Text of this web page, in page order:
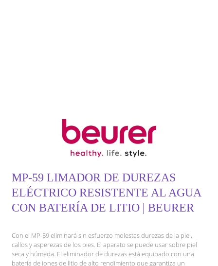
MP-59 LIMADOR DE DUREZAS
ELÉCTRICO RESISTENTE AL AGUA
CON BATERÍA DE LITIO | BEURER
Con el MP-59 eliminará sin esfuerzo molestas durezas de la piel,
callos y asperezas de los pies. El aparato se puede usar sobre piel
seca y húmeda. El eliminador de durezas está equipado con una
batería de iones de litio de alto rendimiento que garantiza un